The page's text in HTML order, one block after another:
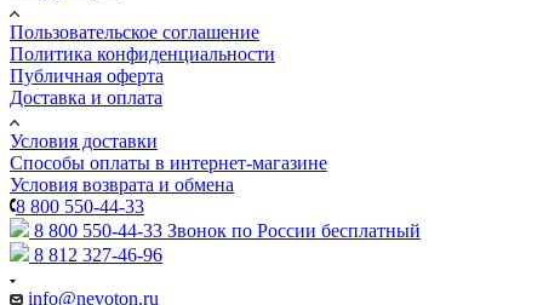
Пользовательское соглашение
Политика конфиденциальности
Публичная оферта
Доставка и оплата
Условия доставки
Способы оплаты в интернет-магазине
Условия возврата и обмена
8 800 550-44-33
8 800 550-44-33 Звонок по России бесплатный
8 812 327-46-96
info@nevoton.ru